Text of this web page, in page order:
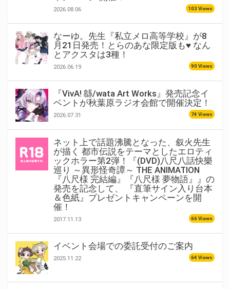
2026.08.06 103 Views
なーゆ。先生『私立メロ高等学校』が8
月21日発売！とらのあな限定版も♥ なん
とアクスタは3種！
2026.06.19 90 Views
『VivA! 緜/wata Art Works』発売記念イ
ベントが秋葉原ラジオ会館で開催決定！
2026.07.31 74 Views
ネット上で話題沸騰となった、叙火先生
が描く 都市伝説をテーマとしたエロティ
ックホラー第2弾！『(DVD)八尺八話快樂
巡り ～異形怪奇譚～ THE ANIMATION
『八尺様 完結編』『八尺様 夢物語』』の
発売を記念して、 『直筆サイン入り台本
＆色紙』プレゼントキャンペーンを開
催！
2017.11.13 66 Views
イベント会場での委託受付のご案内
2025.11.22 64 Views